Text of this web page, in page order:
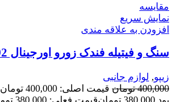
مقايسه
نمایش سریع
افزودن به علاقه مندی
سنگ و فیتیله فندک زورو اورجینال 192
زیپو, لوازم جانبی
400,000 تومان
قیمت اصلی: 400,000 تومان